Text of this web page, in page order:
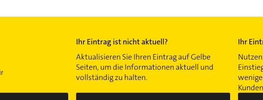
Ihr Eintrag ist nicht aktuell?
Aktualisieren Sie Ihren Eintrag auf Gelbe
Seiten, um die Informationen aktuell und
vollständig zu halten.
Ihr